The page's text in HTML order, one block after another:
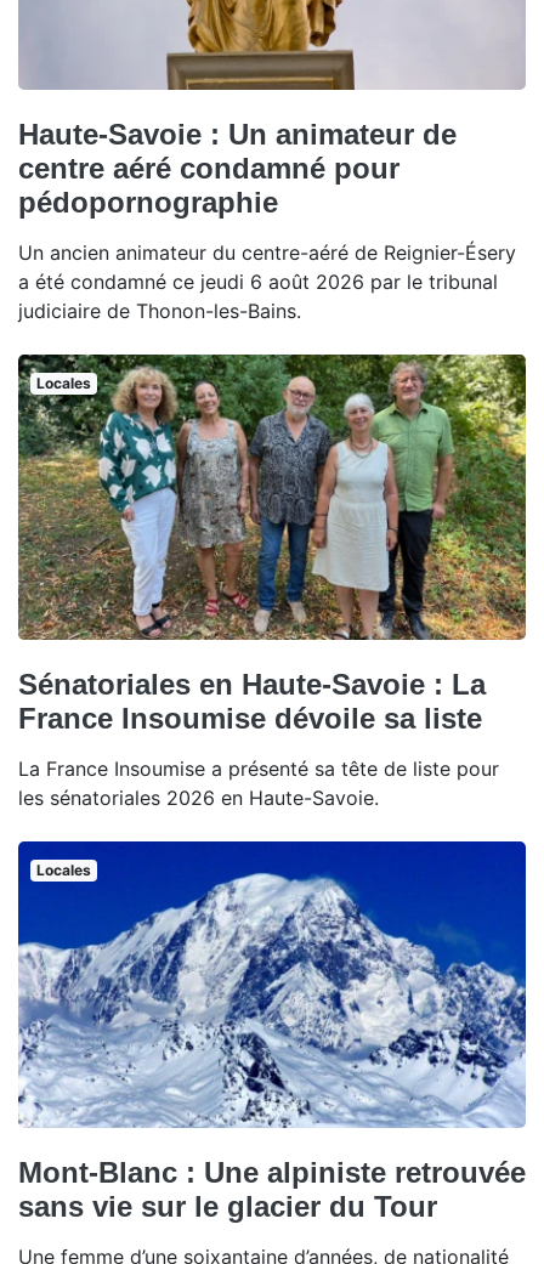
Haute-Savoie : Un animateur de
centre aéré condamné pour
pédopornographie
Un ancien animateur du centre-aéré de Reignier-Ésery
a été condamné ce jeudi 6 août 2026 par le tribunal
judiciaire de Thonon-les-Bains.
Locales
Sénatoriales en Haute-Savoie : La
France Insoumise dévoile sa liste
La France Insoumise a présenté sa tête de liste pour
les sénatoriales 2026 en Haute-Savoie.
Locales
Mont-Blanc : Une alpiniste retrouvée
sans vie sur le glacier du Tour
Une femme d’une soixantaine d’années, de nationalité